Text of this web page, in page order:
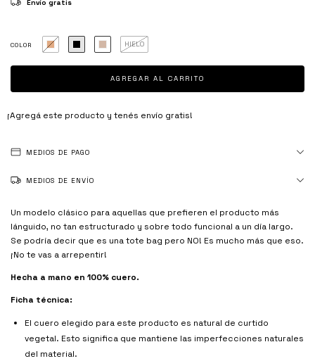
Envío gratis
COLOR HIELO
¡Agregá este producto y tenés envío gratis!
MEDIOS DE PAGO
MEDIOS DE ENVÍO
Un modelo clásico para aquellas que prefieren el producto más
lánguido, no tan estructurado y sobre todo funcional a un día largo.
Se podría decir que es una tote bag pero NO! Es mucho más que eso.
¡No te vas a arrepentir!
Hecha a mano en 100% cuero.
Ficha técnica:
El cuero elegido para este producto es natural de curtido
vegetal. Esto significa que mantiene las imperfecciones naturales
del material.